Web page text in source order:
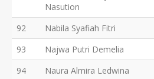
Nasution
92 Nabila Syafiah Fitri
93
Najwa Putri Demelia
94
Naura Almira Ledwina